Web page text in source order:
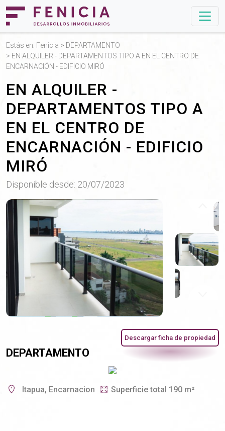
Estás en: Fenicia > DEPARTAMENTO
> EN ALQUILER - DEPARTAMENTOS TIPO A EN EL CENTRO DE
ENCARNACIÓN - EDIFICIO MIRÓ
EN ALQUILER -
DEPARTAMENTOS TIPO A
EN EL CENTRO DE
ENCARNACIÓN - EDIFICIO
MIRÓ
Disponible desde: 20/07/2023
Descargar ficha de propiedad
DEPARTAMENTO
Itapua, Encarnacion Superficie total 190 m²